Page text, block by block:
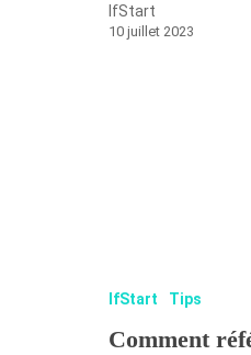
IfStart
10 juillet 2023
IfStart Tips
Comment